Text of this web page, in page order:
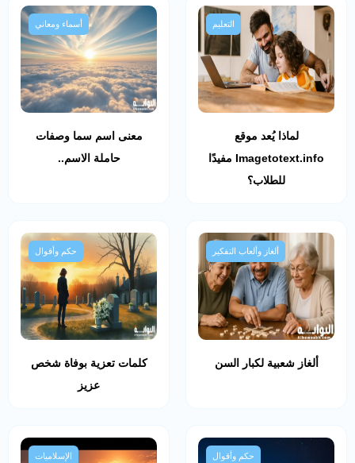
التعليم
لماذا يُعد موقع
Imagetotext.info مفيدًا
للطلاب؟
أسماء ومعاني
معنى اسم سما وصفات
حاملة الاسم..
ألغاز وألعاب التفكير
ألغاز شعبية لكبار السن
حكم وأقوال
كلمات تعزية بوفاة شخص
عزيز
حكم وأقوال الإسلاميات